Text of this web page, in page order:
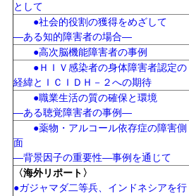
として
●社会的役割の獲得をめざして
―ある知的障害者の場合―
●高次脳機能障害者の事例
●ＨＩＶ感染者の身体障害者認定の
経緯とＩＣＩＤＨ－２への期待
●職業生活の質の確保と環境
―ある聴覚障害者の事例―
●薬物・アルコール依存症の障害側
面
―背景因子の重要性―事例を通じて
〈海外リポート〉
●ガジャマダ二等兵、インドネシアを行